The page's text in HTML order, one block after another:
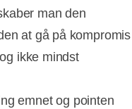
man den
at gå på kompromis
ikke mindst
emnet og pointen